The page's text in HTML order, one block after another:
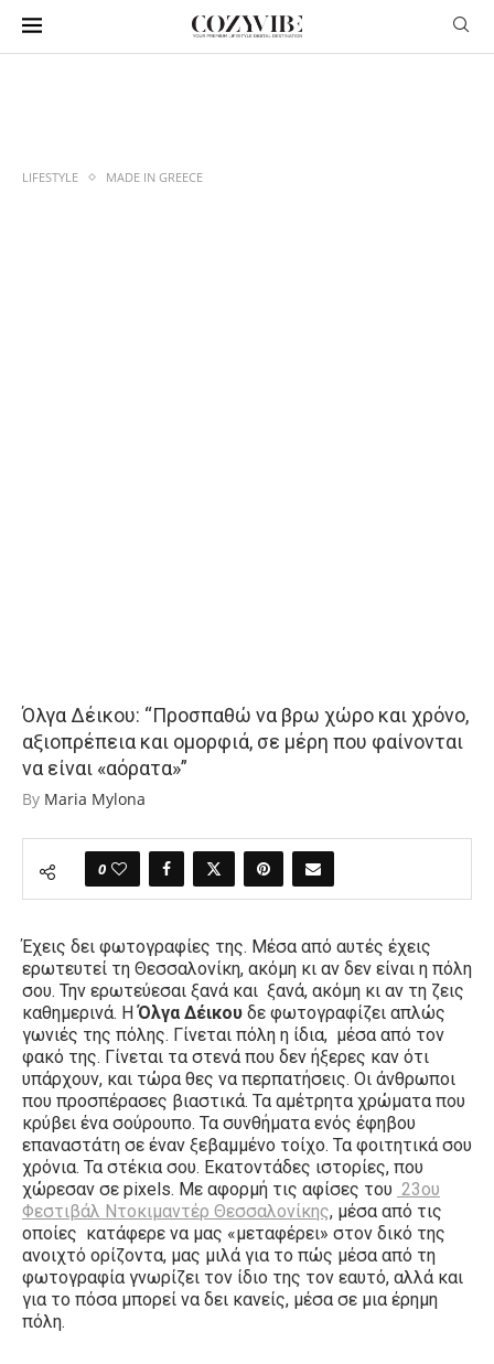
LIFESTYLE MADE IN GREECE
Όλγα Δέικου: “Προσπαθώ να βρω χώρο και χρόνο,
αξιοπρέπεια και ομορφιά, σε μέρη που φαίνονται
να είναι «αόρατα»”
By Maria Mylona
0
Έχεις δει φωτογραφίες της. Μέσα από αυτές έχεις
ερωτευτεί τη Θεσσαλονίκη, ακόμη κι αν δεν είναι η πόλη
σου. Την ερωτεύεσαι ξανά και ξανά, ακόμη κι αν τη ζεις
καθημερινά. ΗΌλγα Δέικου δε φωτογραφίζει απλώς
γωνιές της πόλης. Γίνεται πόλη η ίδια, μέσα από τον
φακό της. Γίνεται τα στενά που δεν ήξερες καν ότι
υπάρχουν, και τώρα θες να περπατήσεις. Οι άνθρωποι
που προσπέρασες βιαστικά. Τα αμέτρητα χρώματα που
κρύβει ένα σούρουπο. Τα συνθήματα ενός έφηβου
επαναστάτη σε έναν ξεβαμμένο τοίχο. Τα φοιτητικά σου
χρόνια. Τα στέκια σου. Εκατοντάδες ιστορίες, που
χώρεσαν σε pixels. Mε αφορμή τις αφίσες του 23ου
Φεστιβάλ Ντοκιμαντέρ Θεσσαλονίκης, μέσα από τις
οποίες κατάφερε να μας «μεταφέρει» στον δικό της
ανοιχτό ορίζοντα, μας μιλά για το πώς μέσα από τη
φωτογραφία γνωρίζει τον ίδιο της τον εαυτό, αλλά και
για το πόσα μπορεί να δει κανείς, μέσα σε μια έρημη
πόλη.